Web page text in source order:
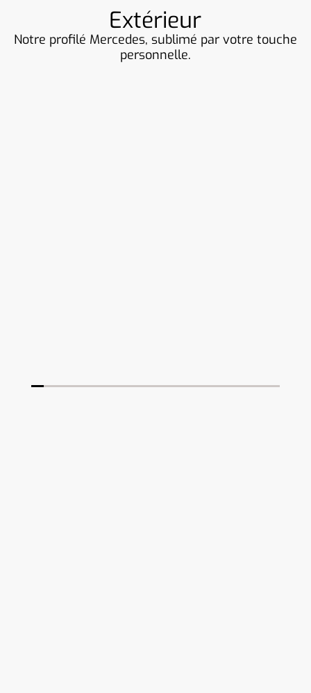
Extérieur
Notre profilé Mercedes, sublimé par votre touche
personnelle.